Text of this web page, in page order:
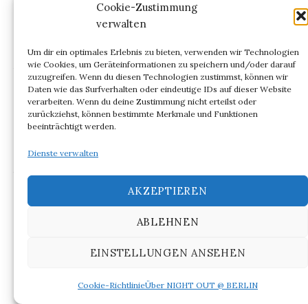
Cookie-Zustimmung
verwalten
Um dir ein optimales Erlebnis zu bieten, verwenden wir Technologien
wie Cookies, um Geräteinformationen zu speichern und/oder darauf
zuzugreifen. Wenn du diesen Technologien zustimmst, können wir
Daten wie das Surfverhalten oder eindeutige IDs auf dieser Website
verarbeiten. Wenn du deine Zustimmung nicht erteilst oder
zurückziehst, können bestimmte Merkmale und Funktionen
beeinträchtigt werden.
Dienste verwalten
AKZEPTIEREN
ABLEHNEN
EINSTELLUNGEN ANSEHEN
Cookie-RichtlinieÜber NIGHT OUT @ BERLIN
mit der „katholischen Konfession“ als Beichte und
dem Rätsel zu tun. In der Literaturwissenschaft
könnte man nun, versuchen die Symbolik der
Augenfarben zu entschlüsseln. Die Geste des
Geständnisses wird mit dem Nicht-
Durchschaubaren sogleich zurückgenommen.
Der Erzählprozess, bei dem sich Grass über das
Wiederholung in den Leitmotiven durchaus
bewusst war, wie schon Enzensberger erkannte,
lässt sich dennoch nicht entschlüsseln. Als
ausgesetzt, die in derDanziger Trilogie
und Scham. Gleichwohl dachte oder hoffte er,